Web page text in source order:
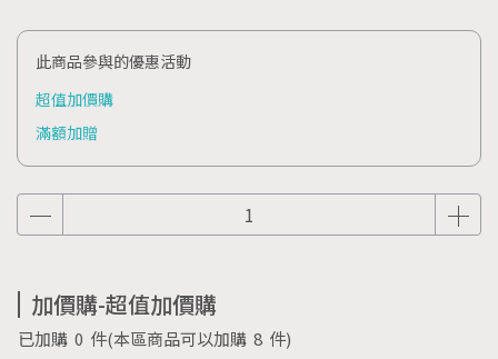
此商品參與的優惠活動
超值加價購
滿額加贈
加價購-超值加價購
已加購 0 件(本區商品可以加購 8 件)